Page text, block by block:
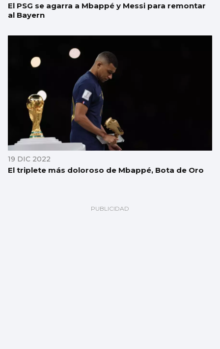
El PSG se agarra a Mbappé y Messi para remontar
al Bayern
19 DIC 2022
El triplete más doloroso de Mbappé, Bota de Oro